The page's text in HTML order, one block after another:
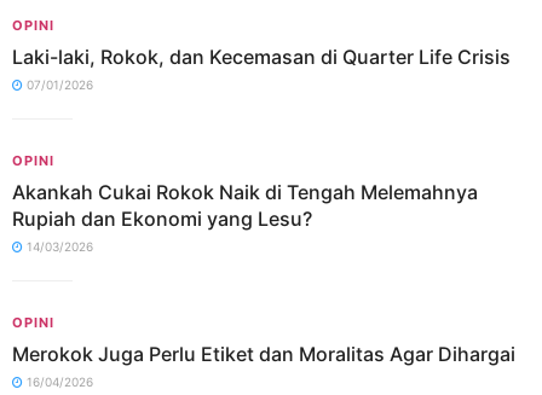
OPINI
Laki-laki, Rokok, dan Kecemasan di Quarter Life Crisis
07/01/2026
OPINI
Akankah Cukai Rokok Naik di Tengah Melemahnya
Rupiah dan Ekonomi yang Lesu?
14/03/2026
OPINI
Merokok Juga Perlu Etiket dan Moralitas Agar Dihargai
16/04/2026